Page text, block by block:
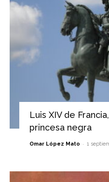
Luis XIV de
princesa negra
Omar López Mato - 1